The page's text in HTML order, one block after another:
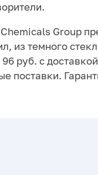
Group
из темного
руб. с
поставки.